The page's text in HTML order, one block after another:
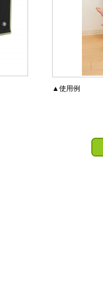
▲使用例